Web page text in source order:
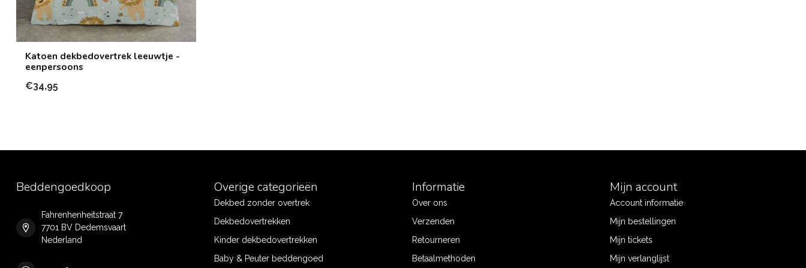
Katoen dekbedovertrek leeuwtje -
eenpersoons
€34,95
Beddengoedkoop
Fahrenhenheitstraat 7
7701 BV Dedemsvaart
Nederland
Overige categorieën
Dekbed zonder overtrek
Dekbedovertrekken
Kinder dekbedovertrekken
Baby & Peuter beddengoed
Informatie
Over ons
Verzenden
Retourneren
Betaalmethoden
Mijn account
Account informatie
Mijn bestellingen
Mijn tickets
Mijn verlanglijst